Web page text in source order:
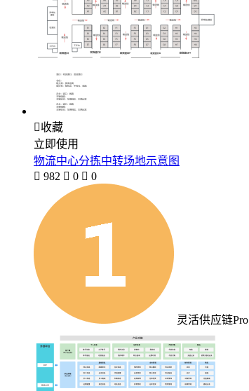
收藏
立即使用
物流中心分拣中转场地示意图
 982  0  0
灵活供应链Pro